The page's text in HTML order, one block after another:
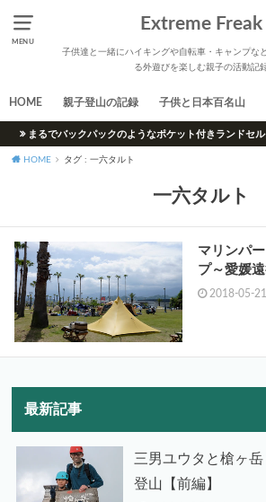
MENU
Extreme Freak
子供達と一緒にハイキングや自転車・キャンプな
る外遊びを楽しむ親子の活動記
HOME 親子登山の記録 子供と日本百名山
まるでバックパックのようなポケット付きランドセル
HOME タグ : 一六タルト
一六タルト
マリンパ
プ～愛媛
2018-05-21
最新記事
三男ユウタと槍ヶ
登山【前編】